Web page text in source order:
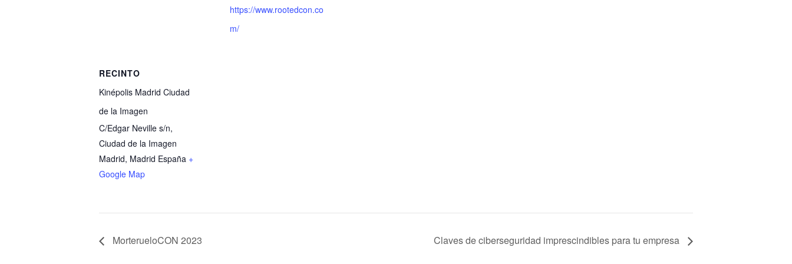
https://www.rootedcon.co
m/
RECINTO
Kinépolis Madrid Ciudad
de la Imagen
C/Edgar Neville s/n,
Ciudad de la Imagen
Madrid, Madrid España +
Google Map
MorterueloCON 2023 Claves de ciberseguridad imprescindibles para tu empresa